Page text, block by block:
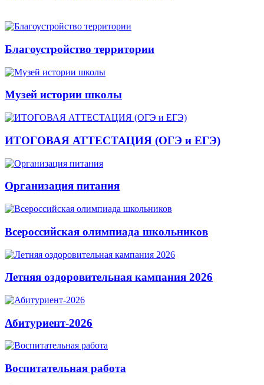
Благоустройство территории
Музей истории школы
ИТОГОВАЯ АТТЕСТАЦИЯ (ОГЭ и ЕГЭ)
Организация питания
Всероссийская олимпиада школьников
Летняя оздоровительная кампания 2026
Абитуриент-2026
Воспитательная работа